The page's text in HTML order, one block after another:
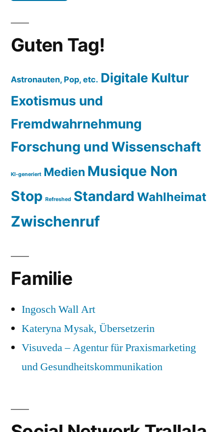
Guten Tag!
Astronauten, Pop, etc. Digitale Kultur
Exotismus und
Fremdwahrnehmung
Forschung und Wissenschaft
KI-generiert Medien Musique Non
Stop Refreshed Standard Wahlheimat
Zwischenruf
Familie
Ingosch Wall Art
Kateryna Mysak, Übersetzerin
Visuveda – Agentur für Praxismarketing
und Gesundheitskommunikation